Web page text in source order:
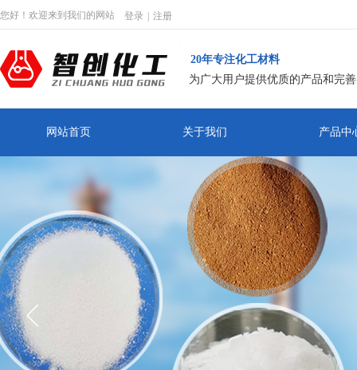
登录 注册
您好！欢迎来到我们的网站
20年专注化工材料
为广大用户提供优质的产品和完
网站首页 关于我们 产品中